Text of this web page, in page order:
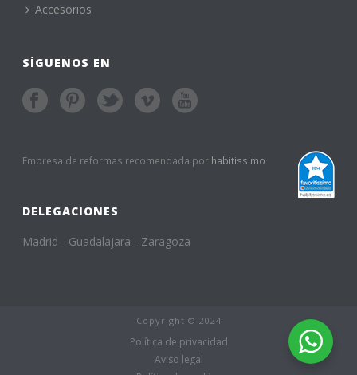
Accesorios
SÍGUENOS EN
Empresa de reformas recomendada por habitissimo
DELEGACIONES
Madrid - Guadalajara - Zaragoza
Copyright © 2024
Política de privacidad
Aviso legal